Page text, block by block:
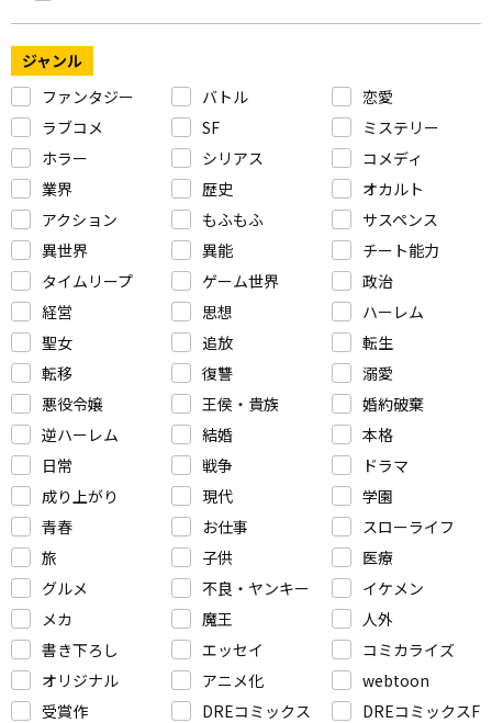
ジャンル
ファンタジー
バトル
恋愛
ラブコメ
SF
ミステリー
ホラー
シリアス
コメディ
業界
歴史
オカルト
アクション
もふもふ
サスペンス
異世界
異能
チート能力
タイムリープ
ゲーム世界
政治
経営
思想
ハーレム
聖女
追放
転生
転移
復讐
溺愛
悪役令嬢
王侯・貴族
婚約破棄
逆ハーレム
結婚
本格
日常
戦争
ドラマ
成り上がり
現代
学園
青春
お仕事
スローライフ
旅
子供
医療
グルメ
不良・ヤンキー
イケメン
メカ
魔王
人外
書き下ろし
エッセイ
コミカライズ
オリジナル
アニメ化
webtoon
受賞作
DREコミックス
DREコミックスF